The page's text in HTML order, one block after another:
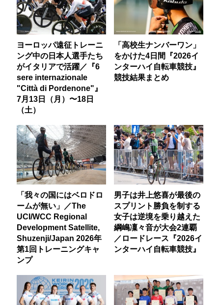
ヨーロッパ遠征トレーニ
ング中の日本人選手たち
がイタリアで活躍／『6
sere internazionale
"Città di Pordenone"』
7月13日（月）〜18日
（土）
「高校生ナンバーワン」
をかけた4日間『2026イ
ンターハイ自転車競技』
競技結果まとめ
「我々の国にはベロドロ
ームが無い」／The
UCI/WCC Regional
Development Satellite,
Shuzenji/Japan 2026年
第1回トレーニングキャ
ンプ
男子は井上悠喜が最後の
スプリント勝負を制する
女子は逆境を乗り越えた
綱嶋凜々音が大会2連覇
／ロードレース『2026イ
ンターハイ自転車競技』